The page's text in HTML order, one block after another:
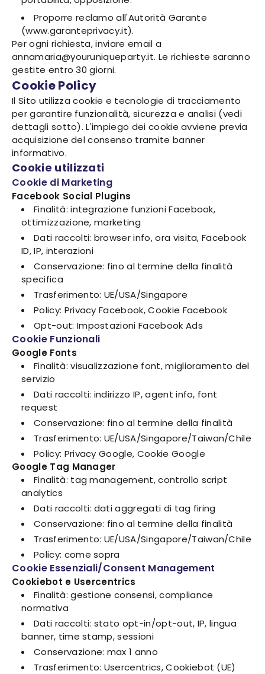
Proporre reclamo all'Autorità Garante
(www.garanteprivacy.it).
Per ogni richiesta, inviare email a
annamaria@youruniqueparty.it. Le richieste saranno
gestite entro 30 giorni.
Cookie Policy
Il Sito utilizza cookie e tecnologie di tracciamento
per garantire funzionalità, sicurezza e analisi (vedi
dettagli sotto). L'impiego dei cookie avviene previa
acquisizione del consenso tramite banner
informativo.
Cookie utilizzati
Cookie di Marketing
Facebook Social Plugins
Finalità: integrazione funzioni Facebook,
ottimizzazione, marketing
Dati raccolti: browser info, ora visita, Facebook
ID, IP, interazioni
Conservazione: fino al termine della finalità
specifica
Trasferimento: UE/USA/Singapore
Policy: Privacy Facebook, Cookie Facebook
Opt-out: Impostazioni Facebook Ads
Cookie Funzionali
Google Fonts
Finalità: visualizzazione font, miglioramento del
servizio
Dati raccolti: indirizzo IP, agent info, font
request
Conservazione: fino al termine della finalità
Trasferimento: UE/USA/Singapore/Taiwan/Chile
Policy: Privacy Google, Cookie Google
Google Tag Manager
Finalità: tag management, controllo script
analytics
Dati raccolti: dati aggregati di tag firing
Conservazione: fino al termine della finalità
Trasferimento: UE/USA/Singapore/Taiwan/Chile
Policy: come sopra
Cookie Essenziali/Consent Management
Cookiebot e Usercentrics
Finalità: gestione consensi, compliance
normativa
Dati raccolti: stato opt-in/opt-out, IP, lingua
banner, time stamp, sessioni
Conservazione: max 1 anno
Trasferimento: Usercentrics, Cookiebot (UE)